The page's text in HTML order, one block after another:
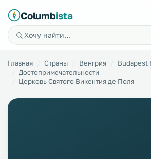
Columbista
Главная Страны Венгрия Budapest
Достопримечательности
Церковь Святого Викентия де Поля